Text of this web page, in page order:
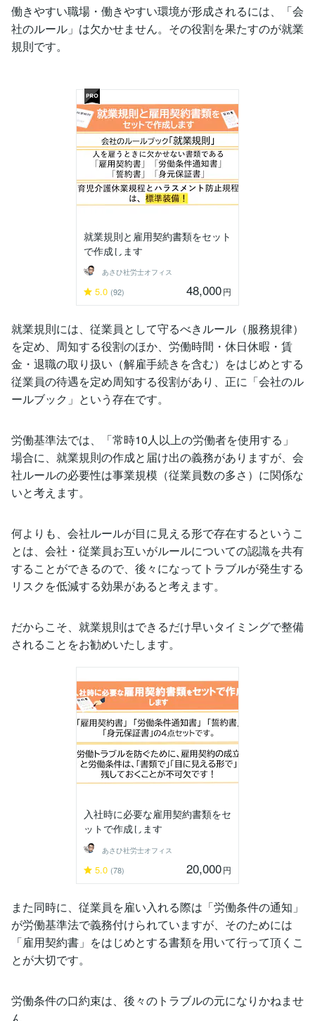
働きやすい職場・働きやすい環境が形成されるには、「会
社のルール」は欠かせません。その役割を果たすのが就業
規則です。
就業規則と雇用契約書類をセット
で作成します
あさひ社労士オフィス
5.0 (92) 48,000円
就業規則には、従業員として守るべきルール（服務規律）
を定め、周知する役割のほか、労働時間・休日休暇・賃
金・退職の取り扱い（解雇手続きを含む）をはじめとする
従業員の待遇を定め周知する役割があり、正に「会社のル
ールブック」という存在です。
労働基準法では、「常時10人以上の労働者を使用する」
場合に、就業規則の作成と届け出の義務がありますが、会
社ルールの必要性は事業規模（従業員数の多さ）に関係な
いと考えます。
何よりも、会社ルールが目に見える形で存在するというこ
とは、会社・従業員お互いがルールについての認識を共有
することができるので、後々になってトラブルが発生する
リスクを低減する効果があると考えます。
だからこそ、就業規則はできるだけ早いタイミングで整備
されることをお勧めいたします。
入社時に必要な雇用契約書類をセ
ットで作成します
あさひ社労士オフィス
5.0 (78) 20,000円
また同時に、従業員を雇い入れる際は「労働条件の通知」
が労働基準法で義務付けられていますが、そのためには
「雇用契約書」をはじめとする書類を用いて行って頂くこ
とが大切です。
労働条件の口約束は、後々のトラブルの元になりかねませ
ん。